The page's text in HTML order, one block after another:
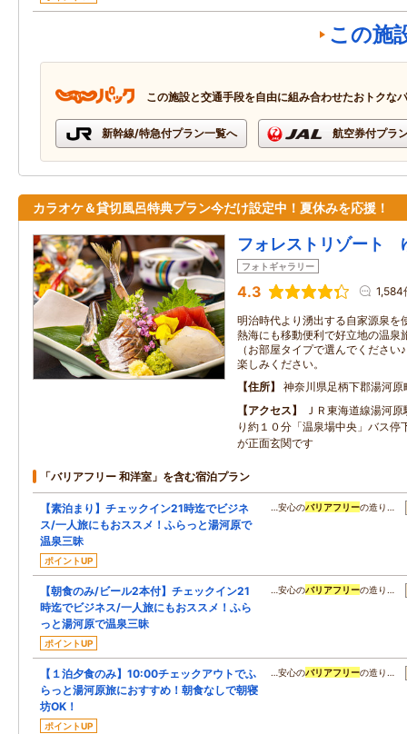
この施
この施設と交通手段を自由に組み合わせたおトクな
新幹線/特急付プラン一覧へ 航空券付プラ
カラオケ＆貸切風呂特典プラン今だけ設定中！夏休みを応援！
フォレストリゾート
フォトギャラリー
4.3 1,584
明治時代より湧出する自家源泉を
熱海にも移動便利で好立地の温泉
（お部屋タイプで選んでくださ
楽しみください。
住所
神奈川県足柄下郡湯河原
アクセス
ＪＲ東海道線湯河
り約１０分「温泉場中央」バス停
が正面玄関です
「バリアフリー 和洋室」を含む宿泊プラン
【素泊まり】チェックイン21時迄でビジネ
ス/一人旅にもおススメ！ふらっと湯河原で
温泉三昧
ポイントUP
…安心のバリアフリーの造り…
【朝食のみ/ビール2本付】チェックイン21
時迄でビジネス/一人旅にもおススメ！ふら
っと湯河原で温泉三昧
ポイントUP
…安心のバリアフリーの造り…
【１泊夕食のみ】10:00チェックアウトでふ
らっと湯河原旅におすすめ！朝食なしで朝寝
坊OK！
ポイントUP
…安心のバリアフリーの造り…